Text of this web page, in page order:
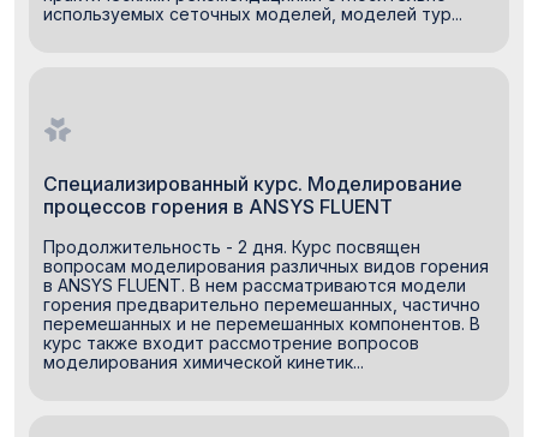
используемых сеточных моделей, моделей тур...
Специализированный курс. Моделирование
процессов горения в ANSYS FLUENT
Продолжительность - 2 дня. Курс посвящен
вопросам моделирования различных видов горения
в ANSYS FLUENT. В нем рассматриваются модели
горения предварительно перемешанных, частично
перемешанных и не перемешанных компонентов. В
курс также входит рассмотрение вопросов
моделирования химической кинетик...